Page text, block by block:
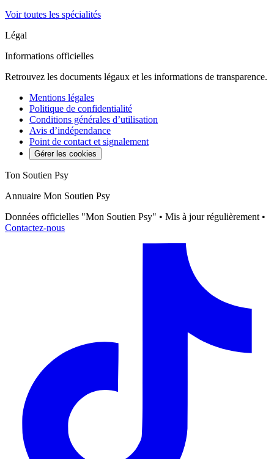
Voir toutes les spécialités
Légal
Informations officielles
Retrouvez les documents légaux et les informations de transparence.
Mentions légales
Politique de confidentialité
Conditions générales d’utilisation
Avis d’indépendance
Point de contact et signalement
Gérer les cookies
Ton Soutien Psy
Annuaire Mon Soutien Psy
Données officielles "Mon Soutien Psy" • Mis à jour régulièrement •
Contactez-nous